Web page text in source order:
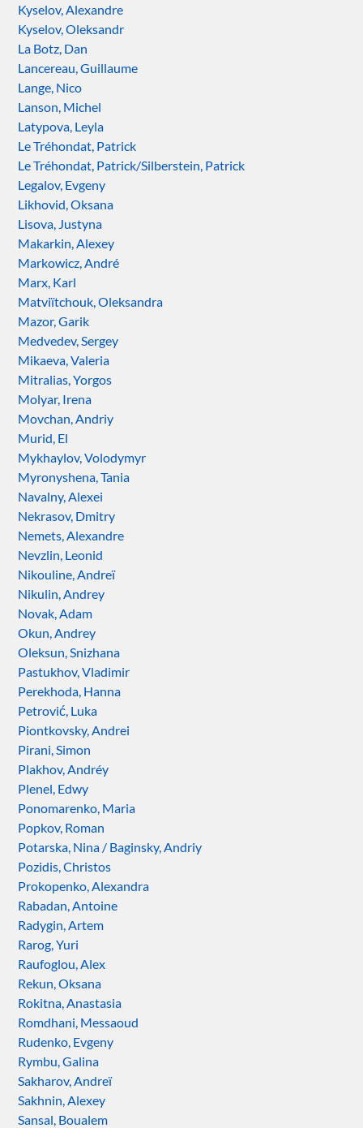
Kyselov, Alexandre
Kyselov, Oleksandr
La Botz, Dan
Lancereau, Guillaume
Lange, Nico
Lanson, Michel
Latypova, Leyla
Le Tréhondat, Patrick
Le Tréhondat, Patrick/Silberstein, Patrick
Legalov, Evgeny
Likhovid, Oksana
Lisova, Justyna
Makarkin, Alexey
Markowicz, André
Marx, Karl
Matviïtchouk, Oleksandra
Mazor, Garik
Medvedev, Sergey
Mikaeva, Valeria
Mitralias, Yorgos
Molyar, Irena
Movchan, Andriy
Murid, El
Mykhaylov, Volodymyr
Myronyshena, Tania
Navalny, Alexei
Nekrasov, Dmitry
Nemets, Alexandre
Nevzlin, Leonid
Nikouline, Andreï
Nikulin, Andrey
Novak, Adam
Okun, Andrey
Oleksun, Snizhana
Pastukhov, Vladimir
Perekhoda, Hanna
Petrović, Luka
Piontkovsky, Andrei
Pirani, Simon
Plakhov, Andréy
Plenel, Edwy
Ponomarenko, Maria
Popkov, Roman
Potarska, Nina / Baginsky, Andriy
Pozidis, Christos
Prokopenko, Alexandra
Rabadan, Antoine
Radygin, Artem
Rarog, Yuri
Raufoglou, Alex
Rekun, Oksana
Rokitna, Anastasia
Romdhani, Messaoud
Rudenko, Evgeny
Rymbu, Galina
Sakharov, Andreï
Sakhnin, Alexey
Sansal, Boualem